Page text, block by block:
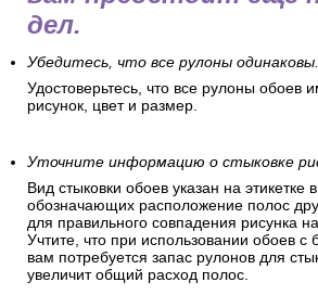
дел.
Убедитесь, что все рулоны одинаковы.
Удостоверьтесь, что все рулоны обоев
рисунок, цвет и размер.
Уточните информацию о стыковке
Вид стыковки обоев указан на этикетке
обозначающих расположение полос
для правильного совпадения рисунка
Учтите, что при использовании обоев
вам потребуется запас рулонов для
увеличит общий расход полос.